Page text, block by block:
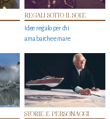
REGALI SOTTO IL SOLE
Idee regalo per chi
ama barche e mare
STORIE E PERSONAGGI